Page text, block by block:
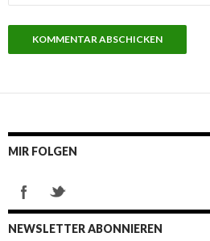
MIR FOLGEN
NEWSLETTER ABONNIEREN